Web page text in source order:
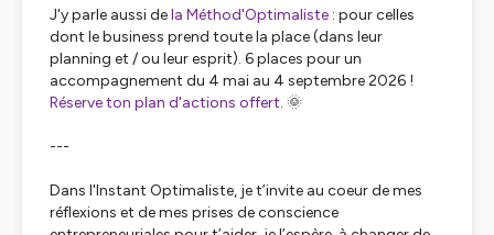
J'y parle aussi dela Méthod'Optimaliste : pour celles
dont le business prend toute la place (dans leur
planning et / ou leur esprit). 6 places pour un
accompagnement du 4 mai au 4 septembre 2026 !
Réserve ton plan d'actions offert. 🌞
---
Dans l'Instant Optimaliste, je t’invite au coeur de mes
réflexions et de mes prises de conscience